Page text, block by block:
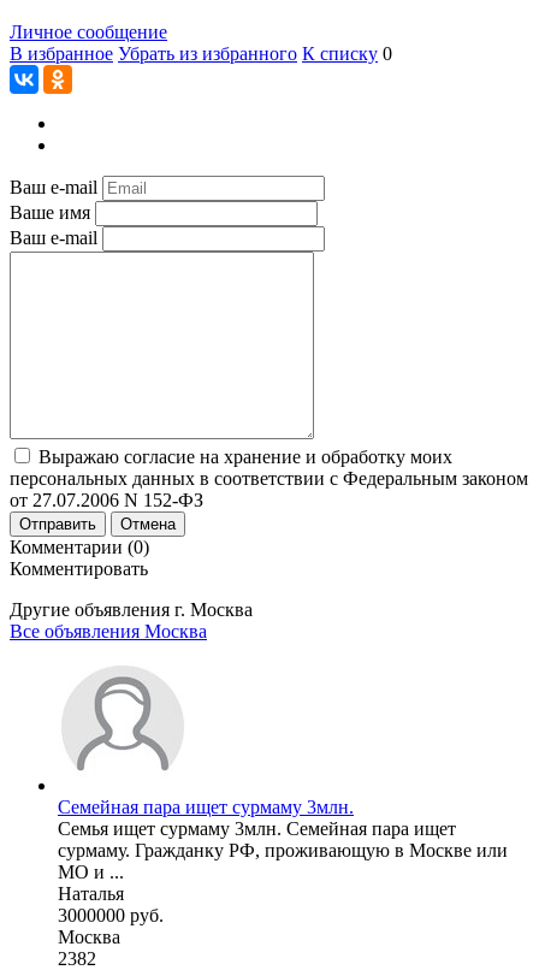
Личное сообщение
В избранное Убрать из избранного К списку 0
Ваш e-mail
Ваше имя
Ваш e-mail
Выражаю согласие на хранение и обработку моих
персональных данных в соответствии с Федеральным законом
от 27.07.2006 N 152-ФЗ
Отправить Отмена
Комментарии (0)
Комментировать
Другие объявления г. Москва
Все объявления Москва
Семейная пара ищет сурмаму 3млн.
Семья ищет сурмаму 3млн. Семейная пара ищет
сурмаму. Гражданку РФ, проживающую в Москве или
МО и ...
Наталья
3000000 руб.
Москва
2382